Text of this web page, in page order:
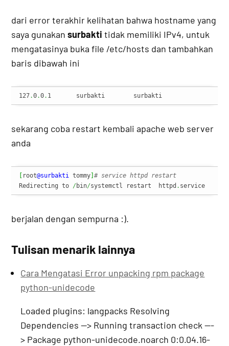
dari error terakhir kelihatan bahwa hostname yang
saya gunakansurbakti tidak memiliki IPv4, untuk
mengatasinya buka file /etc/hosts dan tambahkan
baris dibawah ini
127.0.0. 1	surbakti	surbakti
sekarang coba restart kembali apache web server
anda
root@surbakti tommy ]# service httpd restart
Redirecting to /bin/systemctl restart  httpd . service
berjalan dengan sempurna :).
Tulisan menarik lainnya
Cara Mengatasi Error unpacking rpm package
python-unidecode
Loaded plugins: langpacks Resolving
Dependencies --> Running transaction check ---
> Package python-unidecode.noarch 0:0.04.16-